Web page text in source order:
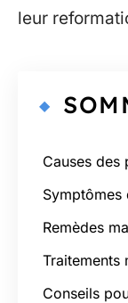
leur
Causes des
Symptômes
Remèdes
Traitements
Conseils